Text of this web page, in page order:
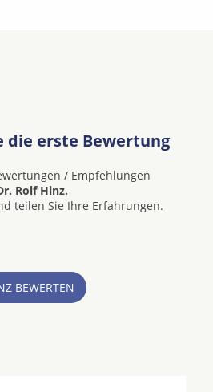
die erste Bewertung
/ Empfehlungen
Rolf Hinz.
teilen Sie Ihre Erfahrungen.
BEWERTEN